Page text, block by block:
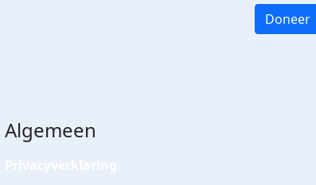
Doneer
Algemeen